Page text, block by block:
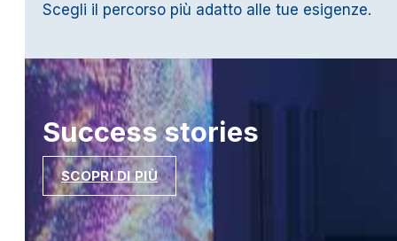
Scegli il percorso più adatto alle tue esigenze.
Successstories
SCOPRI DI PIÙ